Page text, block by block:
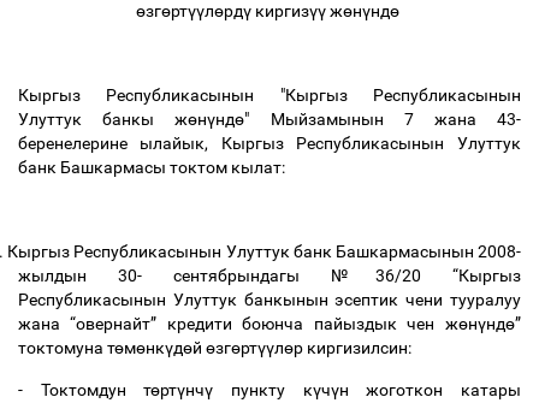
өзгөртүүлөрдү киргизүүжөнүндө
Кыргыз Республикасынын "Кыргыз Республикасынын
Улуттук банкы жөнүндө" Мыйзамынын 7 жана 43-
беренелерине ылайык, Кыргыз Республикасынын Улуттук
банк Башкармасы токтом кылат:
Кыргыз Республикасынын Улуттук банк Башкармасынын 2008-
жылдын 30- сентябрындагы №36/20 “Кыргыз
Республикасынын Улуттук банкынын эсептик чени тууралуу
жана “овернайт” кредити боюнча пайыздык чен жөнүндө”
токтомуна төмөнкүдөй өзгөртүүлөр киргизилсин:
- Токтомдун төртүнчү пункту күчүн жоготкон катары